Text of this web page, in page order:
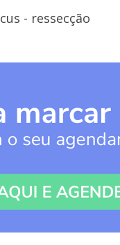
- ressecção